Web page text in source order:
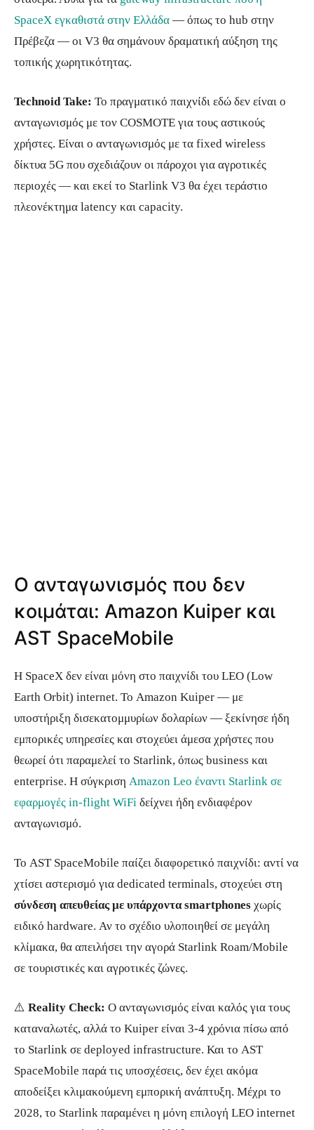
SpaceX εγκαθιστά στην Ελλάδα — όπως το hub στην
Πρέβεζα — οι V3 θα σημάνουν δραματική αύξηση της
τοπικής χωρητικότητας.
Technoid Take: Το πραγματικό παιχνίδι εδώ δεν είναι ο
ανταγωνισμός με τον COSMOTE για τους αστικούς
χρήστες. Είναι ο ανταγωνισμός με τα fixed wireless
δίκτυα 5G που σχεδιάζουν οι πάροχοι για αγροτικές
περιοχές — και εκεί το Starlink V3 θα έχει τεράστιο
πλεονέκτημα latency και capacity.
Ο ανταγωνισμός που δεν
κοιμάται: Amazon Kuiper και
AST SpaceMobile
Η SpaceX δεν είναι μόνη στο παιχνίδι του LEO (Low
Earth Orbit) internet. Το Amazon Kuiper — με
υποστήριξη δισεκατομμυρίων δολαρίων — ξεκίνησε ήδη
εμπορικές υπηρεσίες και στοχεύει άμεσα χρήστες που
θεωρεί ότι παραμελεί το Starlink, όπως business και
enterprise. Η σύγκριση Amazon Leo έναντι Starlink σε
εφαρμογές in-flight WiFi δείχνει ήδη ενδιαφέρον
ανταγωνισμό.
Το AST SpaceMobile παίζει διαφορετικό παιχνίδι: αντί να
χτίσει αστερισμό για dedicated terminals, στοχεύει στη
σύνδεση απευθείας με υπάρχοντα smartphones χωρίς
ειδικό hardware. Αν το σχέδιο υλοποιηθεί σε μεγάλη
κλίμακα, θα απειλήσει την αγορά Starlink Roam/Mobile
σε τουριστικές και αγροτικές ζώνες.
⚠️ Reality Check: Ο ανταγωνισμός είναι καλός για τους
καταναλωτές, αλλά το Kuiper είναι 3-4 χρόνια πίσω από
το Starlink σε deployed infrastructure. Και το AST
SpaceMobile παρά τις υποσχέσεις, δεν έχει ακόμα
αποδείξει κλιμακούμενη εμπορική ανάπτυξη. Μέχρι το
2028, το Starlink παραμένει η μόνη επιλογή LEO internet